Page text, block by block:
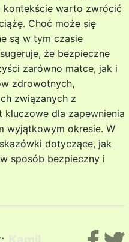
kontekście warto zwrócić
Choć może się
są w tym czasie
że bezpieczne
zarówno matce, jak i
zdrowotnych,
związanych z
dla zapewnienia
wyjątkowym okresie. W
dotyczące, jak
sposób bezpieczny i